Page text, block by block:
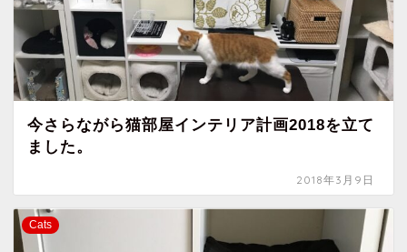
今さらながら猫部屋インテリア計画2018を立て
ました。
2018年3月9日
Cats